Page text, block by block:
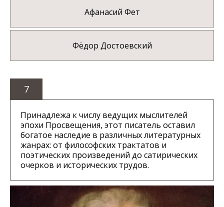
Афанасий Фет
Фёдор Достоевский
7
Принадлежа к числу ведущих мыслителей
эпохи Просвещения, этот писатель оставил
богатое наследие в различных литературных
жанрах: от философских трактатов и
поэтических произведений до сатирических
очерков и исторических трудов.